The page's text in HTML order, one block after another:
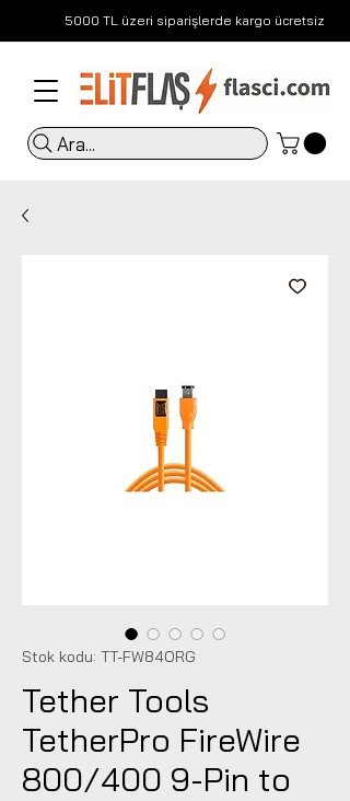
5000 TL üzeri siparişlerde kargo ücretsiz
Ara...
Stok kodu: TT-FW84ORG
Tether Tools
TetherPro FireWire
800/400 9-Pin to